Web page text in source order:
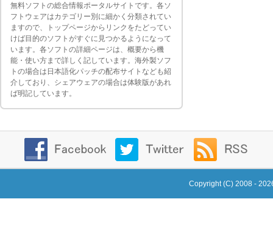
無料ソフトの総合情報ポータルサイトです。各ソ
フトウェアはカテゴリー別に細かく分類されてい
ますので、トップページからリンクをたどってい
けば目的のソフトがすぐに見つかるようになって
います。各ソフトの詳細ページは、概要から機
能・使い方まで詳しく記しています。海外製ソフ
トの場合は日本語化パッチの配布サイトなども紹
介しており、シェアウェアの場合は体験版があれ
ば明記しています。
Copyright (C) 2008 -